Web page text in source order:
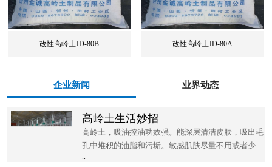
改性高岭土JD-80B 改性高岭土JD-80A
企业新闻 业界动态
高岭土生活妙招
高岭土，吸油控油功效强。能深层清洁皮肤，吸出毛
孔中堆积的油脂和污垢。敏感肌肤尽量不用或者少
用，去角质太厉害，容易蜕皮的
..